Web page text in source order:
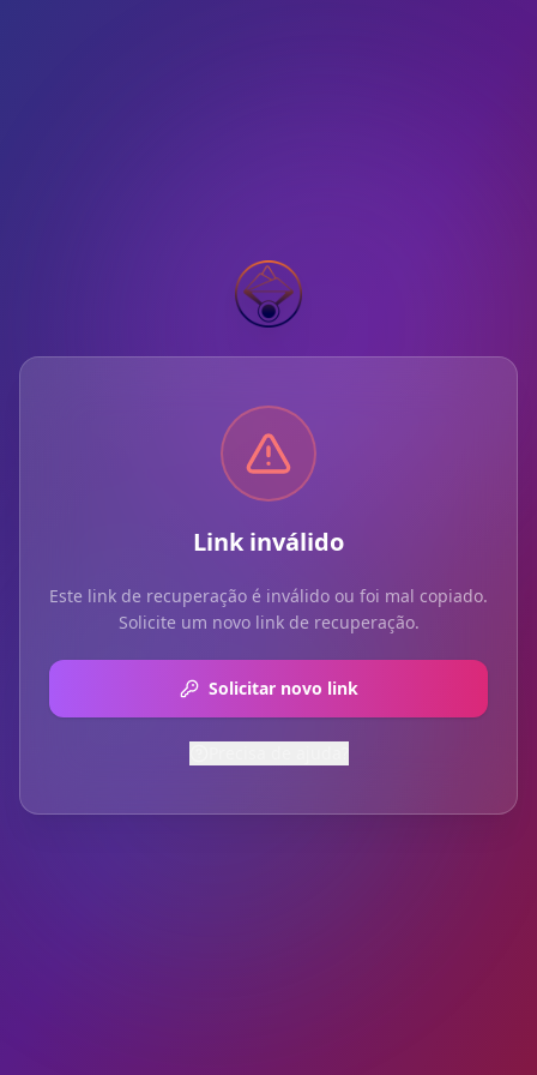
Link inválido
Este link de recuperação é inválido ou foi mal copiado.
Solicite um novo link de recuperação.
Solicitar novo link